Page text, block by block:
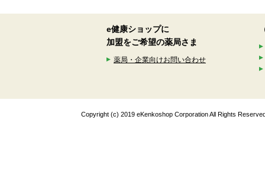
e健康ショップに
加盟をご希望の薬局さま
薬局・企業向けお問い合わせ
Copyright (c) 2019 eKenkoshop Corporation All Rights